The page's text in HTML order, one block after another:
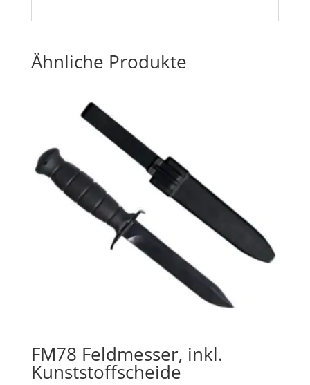
Ähnliche Produkte
FM78 Feldmesser, inkl.
Kunststoffscheide